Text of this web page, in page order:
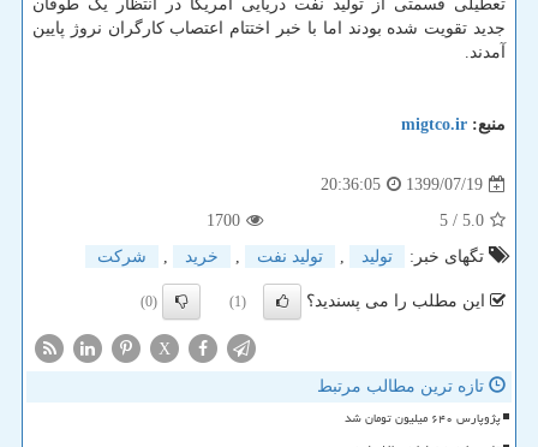
تعطیلی قسمتی از تولید نفت دریایی آمریکا در انتظار یک طوفان
جدید تقویت شده بودند اما با خبر اختتام اعتصاب کارگران نروژ پایین
آمدند.
منبع: migtco.ir
1399/07/19
20:36:05
5.0
/ 5
1700
تگهای خبر:
تولید , تولید نفت , خرید , شركت
این مطلب را می پسندید؟ (1)
(0)
X
تازه ترین مطالب مرتبط
پژوپارس ۶۴۰ میلیون تومان شد